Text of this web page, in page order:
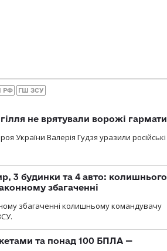
РФ ГШ ЗСУ
не врятували ворожі гармати
України Валерія Гудзя уразили російські
3 будинки та 4 авто: колишнього
збагаченні
збагаченні колишньому командувачу
та понад 100 БПЛА —